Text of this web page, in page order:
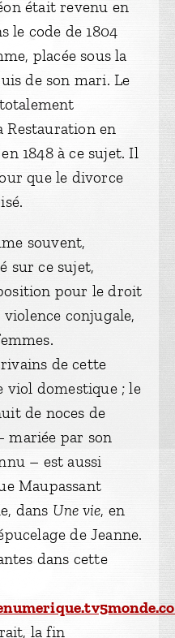
était revenu en
le code de 1804
placée sous la
de son mari. Le
Restauration en
1848 à ce sujet. Il
que le divorce
souvent,
sur ce sujet,
pour le droit
conjugale,
de cette
viol domestique ; le
de noces de
mariée par son
– est aussi
Maupassant
dans Une vie, en
de Jeanne.
dans cette
la fin